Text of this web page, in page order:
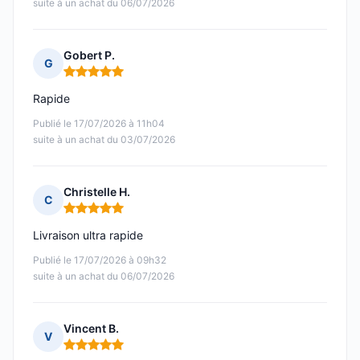
suite à un achat du 06/07/2026
G
Gobert P.
Note : 5 sur 5
Publié le 17/07/2026 à 11h04
suite à un achat du 03/07/2026
Rapide
C
Christelle H.
Note : 5 sur 5
Publié le 17/07/2026 à 09h32
suite à un achat du 06/07/2026
Livraison ultra rapide
V
Vincent B.
Note : 5 sur 5